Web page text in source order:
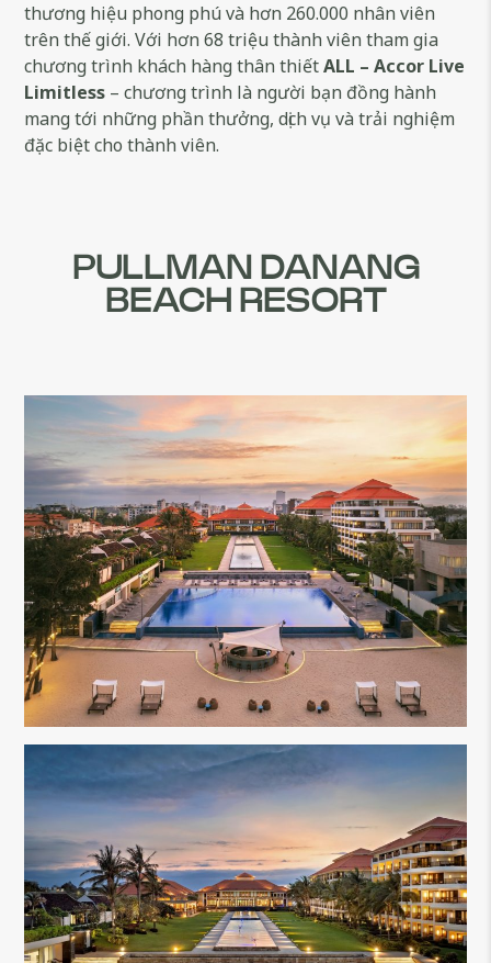
thương hiệu phong phú và hơn 260.000 nhân viên
trên thế giới. Với hơn 68 triệu thành viên tham gia
chương trình khách hàng thân thiếtALL – Accor Live
Limitless – chương trình là người bạn đồng hành
mang tới những phần thưởng, dịch vụ và trải nghiệm
đặc biệt cho thành viên.
PULLMAN DANANG
BEACH RESORT